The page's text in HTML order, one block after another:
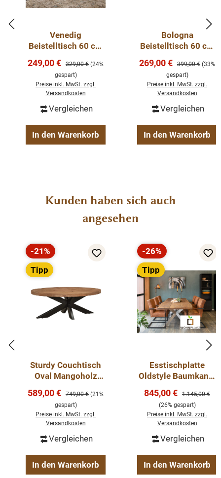
Pandora
Möbelserie, die aus gebürstetem und recyceltem
Teakholz kombiniert mit Metall hergestellt wird. Die
gradlinigen grifflosen Möbel stehen auf hohen, massiven
Abmessung: ca. (H/B/T) 35 x 135 x 75
Gewicht: 39.1 kg
Venedig
Beistelltisch 60 cm
Couchtisch
Verkaufspreis:
249,00 € Regulärer Preis:
329,00 € (24%
gespart)
Preise inkl. MwSt. zzgl.
Versandkosten
Vergleichen
In den Warenkorb
Bologna
Beistelltisch 60 cm
Couchtisch
Teakholz Vintage
Landhausstil
Verkaufspreis:
269,00 € Regulärer Preis:
399,00 € (33%
gespart)
Preise inkl. MwSt. zzgl.
Versandkosten
Vergleichen
In den Warenkorb
Produktgalerie überspringen
Kunden haben sich auch
angesehen
Rabatt
-21%
Tipp
Sturdy Couchtisch
Oval Mangoholz
Beistelltisch
Minimalistischer-
Stil
Verkaufspreis:
589,00 € Regulärer Preis:
749,00 € (21%
gespart)
Preise inkl. MwSt. zzgl.
Versandkosten
Vergleichen
In den Warenkorb
Rabatt
-26%
Tipp
Esstischplatte
Oldstyle Baumkante
45-48 mm Eiche
Verkaufspreis:
845,00 € Regulärer
1.145,00 €
(26% gespart)
Preise inkl. MwSt. zzgl.
Versandkosten
Vergleichen
In den Warenkorb